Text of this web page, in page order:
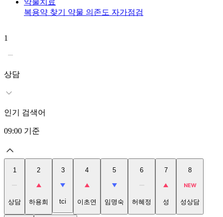
약물치료
복용약 찾기 약물 의존도 자가점검
1
상담
인기 검색어
09:00 기준
1
상담
2
하용희
3
tci
4
이초연
5
임명숙
6
허혜정
7
성
8
성상담